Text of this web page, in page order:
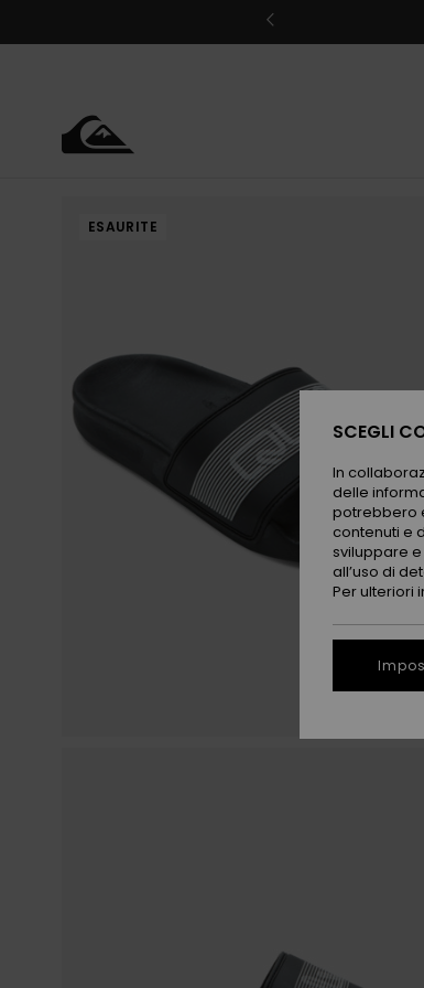
prodotto
ESAURITE
SCEGLI
In
delle
potrebbero
contenuti e
sviluppare
all’uso di
Per ulteriori